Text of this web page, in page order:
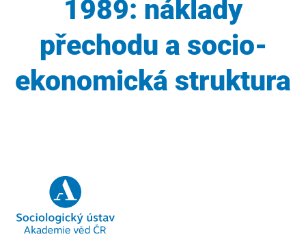
1989: náklady
přechodu a socio-
ekonomická struktura